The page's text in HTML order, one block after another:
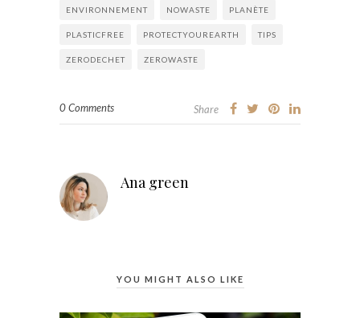
ENVIRONNEMENT NOWASTE PLANÈTE
PLASTICFREE PROTECTYOUREARTH TIPS
ZERODECHET ZEROWASTE
0 Comments Share
Ana green
YOU MIGHT ALSO LIKE